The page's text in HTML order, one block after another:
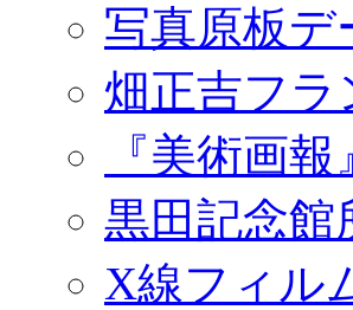
写真原板デ
畑正吉フラ
『美術画
黒田記念館
X線フィル